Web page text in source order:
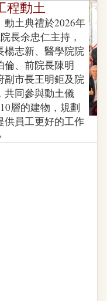
程動土
土典禮於2026年
長余忠仁主持，
楊志新、醫學院院
倫、前院長陳明
副市長王明鉅及院
共同參與動土儀
層的建物，規劃
供員工更好的工作